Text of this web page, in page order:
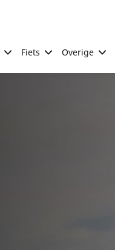
Fiets Overige